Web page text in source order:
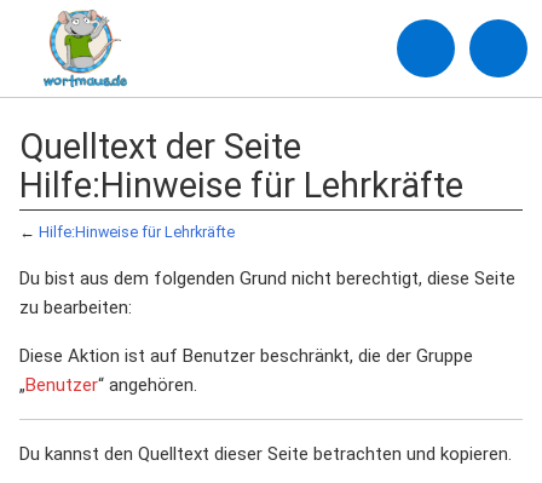
Quelltext der Seite
Hilfe:Hinweise für Lehrkräfte
← Hilfe:Hinweise für Lehrkräfte
Du bist aus dem folgenden Grund nicht berechtigt, diese Seite
zu bearbeiten:
Diese Aktion ist auf Benutzer beschränkt, die der Gruppe
„Benutzer“ angehören.
Du kannst den Quelltext dieser Seite betrachten und kopieren.